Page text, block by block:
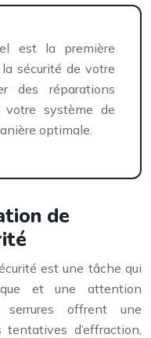
est la première
sécurité de votre
des réparations
votre système de
optimale.
de
est une tâche qui
et une attention
offrent une
d’effraction,